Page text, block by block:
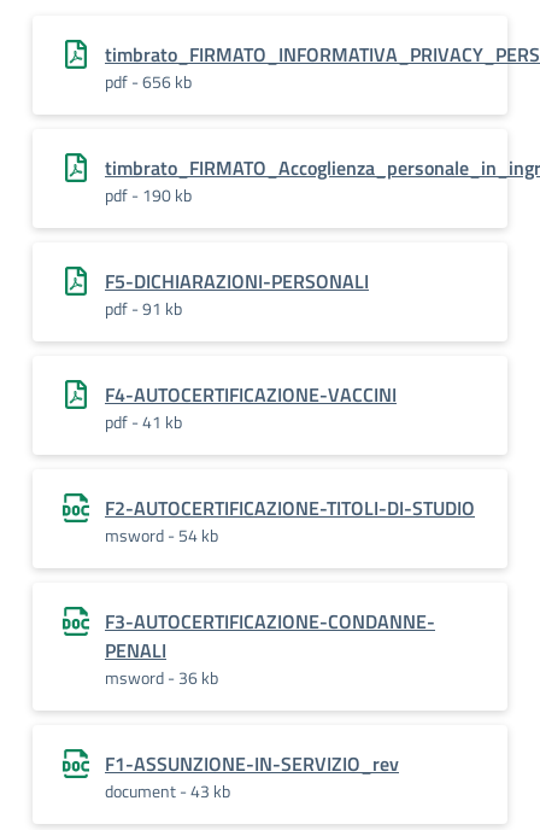
pdf - 656 kb
pdf - 190 kb
F5-DICHIARAZIONI-PERSONALI
pdf - 91 kb
F4-AUTOCERTIFICAZIONE-VACCINI
pdf - 41 kb
F2-AUTOCERTIFICAZIONE-TITOLI-DI-STUDIO
msword - 54 kb
F3-AUTOCERTIFICAZIONE-CONDANNE-
PENALI
msword - 36 kb
F1-ASSUNZIONE-IN-SERVIZIO_rev
document - 43 kb